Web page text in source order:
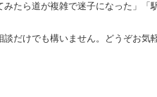
たら道が複雑で迷子になった」「
だけでも構いません。どうぞお気